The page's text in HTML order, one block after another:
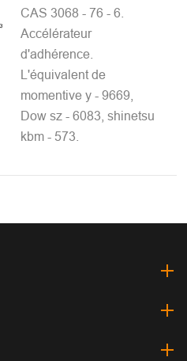
CAS 3068 - 76 - 6.
Accélérateur
d'adhérence.
L'équivalent de
momentive y - 9669,
Dow sz - 6083, shinetsu
kbm - 573.